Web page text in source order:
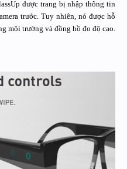
được trang bị nhập thông tin
trước. Tuy nhiên, nó được hỗ
môi trường và đồng hồ đo độ cao.